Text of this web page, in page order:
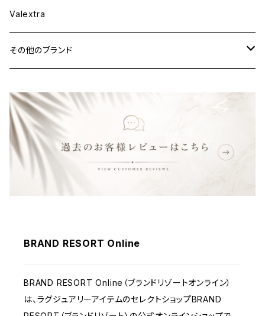
ウェア
Valextra
その他のブランド
財布&小物
ウェア
BRAND RESORT Online
BRAND RESORT Online（ブランドリゾートオンライン）
は、ラグジュアリーアイテムのセレクトショップBRAND